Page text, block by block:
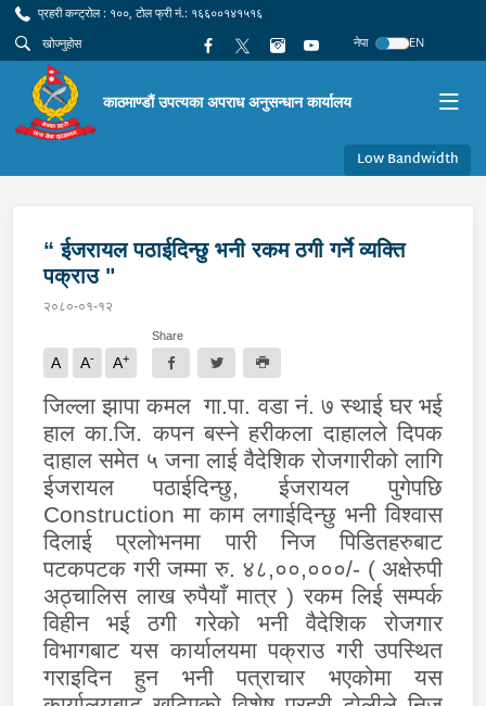
प्रहरी कन्ट्रोल : १००, टोल फ्री नं.: १६६००१४१५१६
नेपा
EN
काठमाण्डौं उपत्यका अपराध अनुसन्धान कार्यालय
Low Bandwidth
“ ईजरायल पठाईदिन्छु भनी रकम ठगी गर्ने व्यक्ति
पक्राउ "
२०८०-०१-१२
A A- A+
Share
जिल्ला झापा कमल गा.पा. वडा नं. ७ स्थाई घर भई
हाल का.जि. कपन बस्ने हरीकला दाहालले दिपक
दाहाल समेत ५ जना लाई वैदेशिक रोजगारीको लागि
ईजरायल पठाईदिन्छु, ईजरायल पुगेपछि
Construction मा काम लगाईदिन्छु भनी विश्वास
दिलाई प्रलोभनमा पारी निज पिडितहरुबाट
पटकपटक गरी जम्मा रु. ४८,००,०००/- ( अक्षेरुपी
अठ्चालिस लाख रुपैयाँ मात्र ) रकम लिई सम्पर्क
विहीन भई ठगी गरेको भनी वैदेशिक रोजगार
विभागबाट यस कार्यालयमा पक्राउ गरी उपस्थित
गराइदिन हुन भनी पत्राचार भएकोमा यस